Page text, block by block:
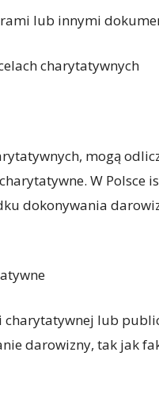
lub innymi
charytatywnych
mogą
W Polsce
dokonywania
charytatywnej lub
darowizny, tak jak